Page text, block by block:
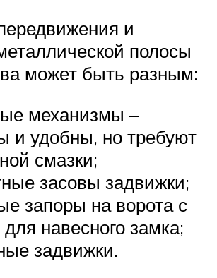
и
полосы
может быть разным:
механизмы –
и удобны, но требуют
смазки;
засовы задвижки;
запоры на ворота с
навесного замка;
задвижки.